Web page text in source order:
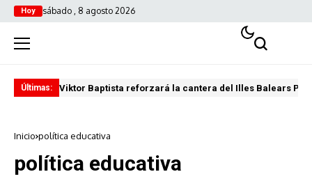
Hoy sábado , 8 agosto 2026
Últimas: Viktor Baptista reforzará la cantera del Illes Balears
Inicio política educativa
política educativa